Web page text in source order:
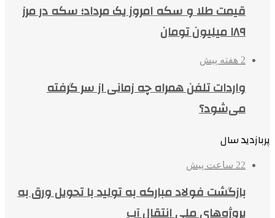
قیمت طلا و سکه امروز یک مرداد؛ سکه در مرز
۱۸۹ میلیون تومان
2 هفته پیش
واردات تلفن همراه چه زمانی از سر گرفته
می‌شود؟
پربازدید سال
22 ساعت پیش
بازگشت فولاد مبارکه به تولید با تحویل ورق به
پروژه‌های ملی انتقال آب